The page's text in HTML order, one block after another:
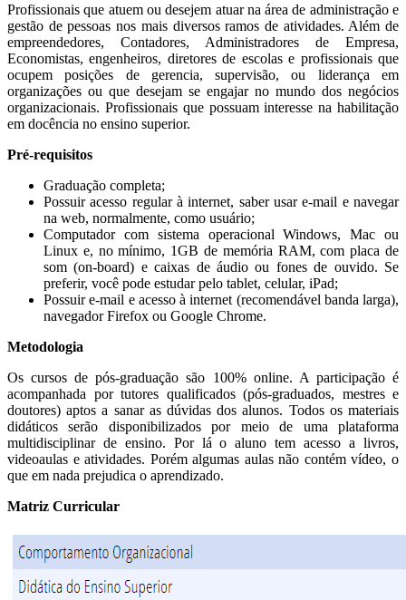
Profissionais que atuem ou desejem atuar na área de administração e
gestão de pessoas nos mais diversos ramos de atividades. Além de
empreendedores, Contadores, Administradores de Empresa,
Economistas, engenheiros, diretores de escolas e profissionais que
ocupem posições de gerencia, supervisão, ou liderança em
organizações ou que desejam se engajar no mundo dos negócios
organizacionais. Profissionais que possuam interesse na habilitação
em docência no ensino superior.
Pré-requisitos
Graduação completa;
Possuir acesso regular à internet, saber usar e-mail e navegar
na web, normalmente, como usuário;
Computador com sistema operacional Windows, Mac ou
Linux e, no mínimo, 1GB de memória RAM, com placa de
som (on-board) e caixas de áudio ou fones de ouvido. Se
preferir, você pode estudar pelo tablet, celular, iPad;
Possuir e-mail e acesso à internet (recomendável banda larga),
navegador Firefox ou Google Chrome.
Metodologia
Os cursos de pós-graduação são 100% online. A participação é
acompanhada por tutores qualificados (pós-graduados, mestres e
doutores) aptos a sanar as dúvidas dos alunos. Todos os materiais
didáticos serão disponibilizados por meio de uma plataforma
multidisciplinar de ensino. Por lá o aluno tem acesso a livros,
videoaulas e atividades. Porém algumas aulas não contém vídeo, o
que em nada prejudica o aprendizado.
Matriz Curricular